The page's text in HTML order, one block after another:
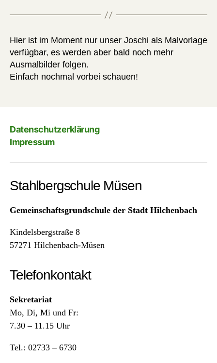
Hier ist im Moment nur unser Joschi als Malvorlage
verfügbar, es werden aber bald noch mehr
Ausmalbilder folgen.
Einfach nochmal vorbei schauen!
Datenschutzerklärung
Impressum
Stahlbergschule Müsen
Gemeinschaftsgrundschule der Stadt Hilchenbach
Kindelsbergstraße 8
57271 Hilchenbach-Müsen
Telefonkontakt
Sekretariat
Mo, Di, Mi und Fr:
7.30 – 11.15 Uhr
Tel.: 02733 – 6730